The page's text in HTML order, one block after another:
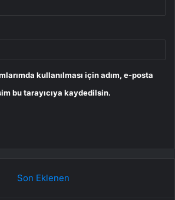
kullanılması için adım, e-posta
bu tarayıcıya kaydedilsin.
Son Eklenen